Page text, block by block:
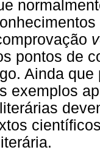
pontos de
Ainda
exemplos